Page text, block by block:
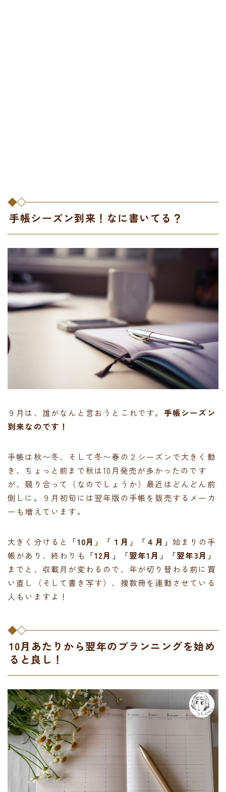
手帳シーズン到来！なに書いてる？
９月は、誰がなんと言おうとこれです。 手帳シーズン
到来なのです！
手帳は秋〜冬、そして冬〜春の２シーズンで大きく動
き、ちょっと前まで秋は10月発売が多かったのです
が、競り合って（なのでしょうか）最近はどんどん前
倒しに。９月初旬には翌年版の手帳を販売するメーカ
ーも増えています。
大きく分けると 「10月」「１月」「４月」始まりの手
帳があり、終わりも
「12月」「翌年1月」「翌年3月」
までと、収載月が変わるので、年が切り替わる前に買
い直し（そして書き写す）、複数冊を連動させている
人もいますよ！
10月あたりから翌年のプランニングを始め
ると良し！